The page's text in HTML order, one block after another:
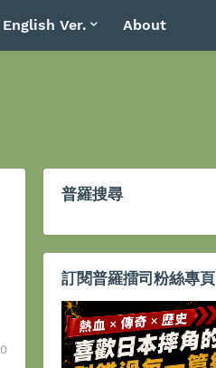
English Ver. About
0
普羅搜尋
訂閱普羅擂司粉絲專頁